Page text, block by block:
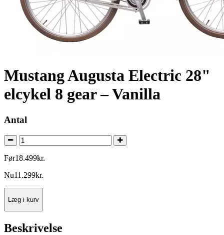
Mustang Augusta Electric 28"
elcykel 8 gear – Vanilla
Antal
Før18.499kr.
Nu11.299kr.
Læg i kurv
Beskrivelse